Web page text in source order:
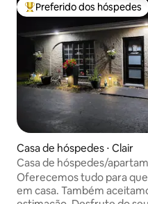
Entre os melhores
Preferido dos hóspedes
Casa de hóspedes ⋅ Clair
Casa de hóspedes/
privativo totalmente
acomoda 4 pessoas
Oferecemos tudo para
em casa. Também